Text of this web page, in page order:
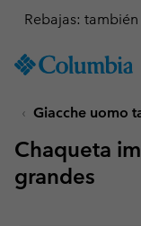
TO
SKIP
MAIN
NAV
Rebajas: también
Giacche uomo
Chaqueta
grandes